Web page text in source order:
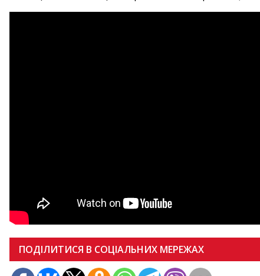
ПОДІЛИТИСЯ В СОЦІАЛЬНИХ МЕРЕЖАХ